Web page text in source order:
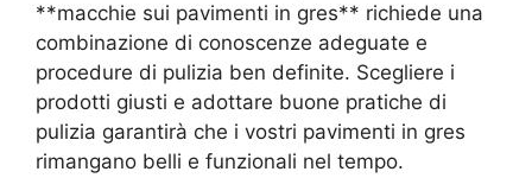
**macchie sui pavimenti in gres** richiede una
combinazione di conoscenze adeguate e
procedure di pulizia ben definite. Scegliere i
prodotti giusti e adottare buone pratiche di
pulizia garantirà che i vostri pavimenti in gres
rimangano belli e funzionali nel tempo.